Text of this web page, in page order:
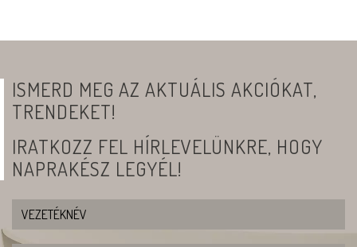
ISMERD MEG AZ AKTUÁLIS AKCIÓKAT,
TRENDEKET!
IRATKOZZ FEL HÍRLEVELÜNKRE, HOGY
NAPRAKÉSZ LEGYÉL!